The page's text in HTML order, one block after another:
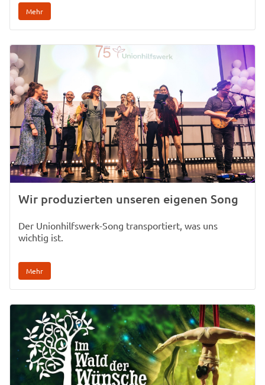
Mehr
Wir produzierten unseren eigenen Song
Der Unionhilfswerk-Song transportiert, was uns
wichtig ist.
Mehr